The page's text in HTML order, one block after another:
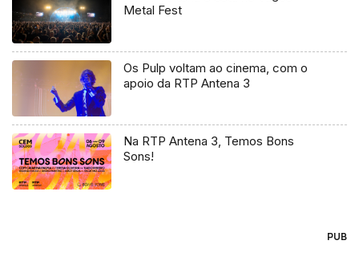
Metal Fest
Os Pulp voltam ao cinema, com o
apoio da RTP Antena 3
Na RTP Antena 3, Temos Bons
Sons!
PUB